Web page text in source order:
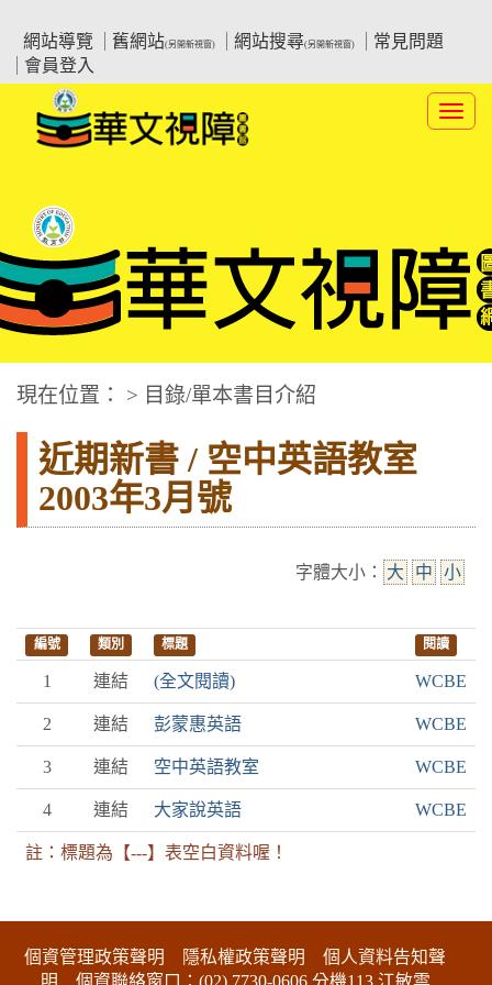
要
網站導覽
舊網站(另開新視窗) 網站搜尋(另開新視窗)
常見問題
會員登入
:::中央區塊
華文視障電子圖書網
現在位置： > 目錄/單本書目介紹
近期新書 / 空中英語教室
2003年3月號
字體大小： 大 中 小
編號 類別 標題 閱讀
1 連結 (全文閱讀) WCBE
2 連結 彭蒙惠英語 WCBE
3 連結 空中英語教室 WCBE
4 連結 大家說英語 WCBE
註：標題為【---】表空白資料喔！
個資管理政策聲明 隱私權政策聲明
個人資料告知聲
明 個資聯絡窗口：(02) 7730-0606 分機113 江敏雲